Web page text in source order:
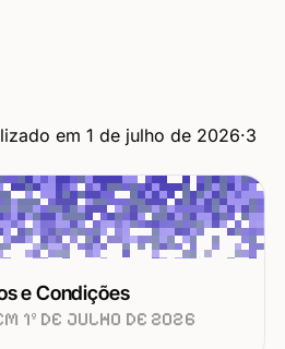
em 1 de julho de 2026·3
e Condições
1º DE JULHO DE 2026